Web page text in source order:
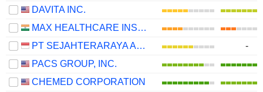
DAVITA INC.
MAX HEALTHCARE INSTITUTE LIMITED
PT SEJAHTERARAYA ANUGRAHJAYA TBK
-
PACS GROUP, INC.
CHEMED CORPORATION